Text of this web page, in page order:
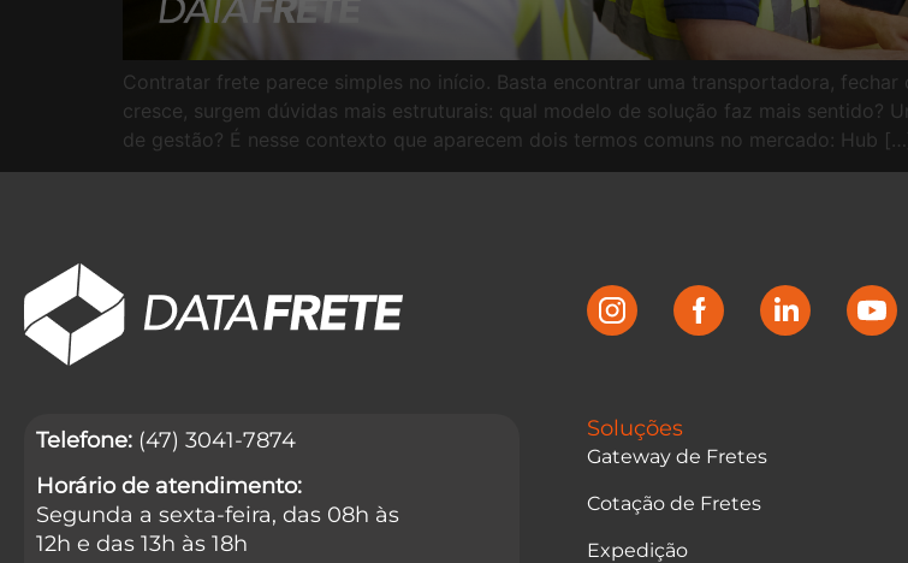
Contratar frete parece simples no início. Basta encontrar uma transportadora,
cresce, surgem dúvidas mais estruturais: qual modelo de solução faz mais sentido?
de gestão? É nesse contexto que aparecem dois termos comuns no mercado: Hub
Telefone: (47) 3041-7874
Horário de atendimento:
Segunda a sexta-feira, das 08h às
12h e das 13h às 18h
Soluções
Gateway de Fretes
Cotação de Fretes
Expedição